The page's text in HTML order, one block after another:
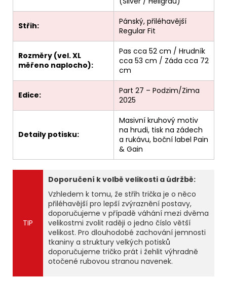
Střih:
Pánský, přiléhavější
Regular Fit
Rozměry (vel. XL
měřeno naplocho):
Pas cca 52 cm / Hrudník
cca 53 cm / Záda cca 72
cm
Edice:
Part 27 – Podzim/Zima
2025
Detaily potisku:
Masivní kruhový motiv
na hrudi, tisk na zádech
a rukávu, boční label Pain
& Gain
TIP
Doporučení k volbě velikosti a údržbě:
Vzhledem k tomu, že střih trička je o něco
přiléhavější pro lepší zvýraznění postavy,
doporučujeme v případě váhání mezi dvěma
velikostmi zvolit raději o jedno číslo větší
velikost. Pro dlouhodobé zachování jemnosti
tkaniny a struktury velkých potisků
doporučujeme tričko prát i žehlit výhradně
otočené rubovou stranou navenek.